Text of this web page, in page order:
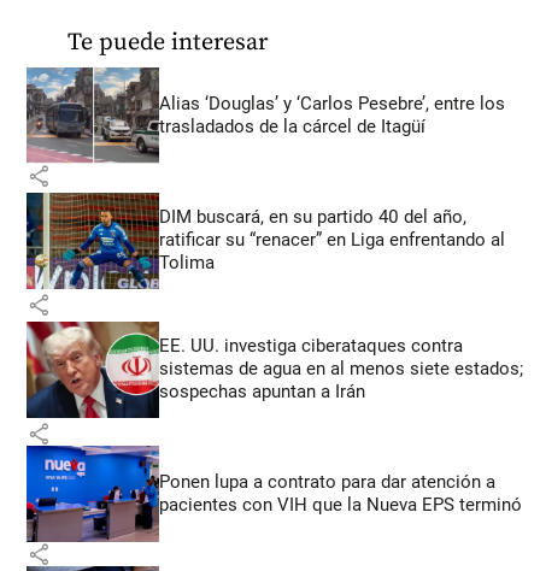
Te puede interesar
Alias ‘Douglas’ y ‘Carlos Pesebre’, entre los
trasladados de la cárcel de Itagüí
share
DIM buscará, en su partido 40 del año,
ratificar su “renacer” en Liga enfrentando al
Tolima
share
EE. UU. investiga ciberataques contra
sistemas de agua en al menos siete estados;
sospechas apuntan a Irán
share
Ponen lupa a contrato para dar atención a
pacientes con VIH que la Nueva EPS terminó
share